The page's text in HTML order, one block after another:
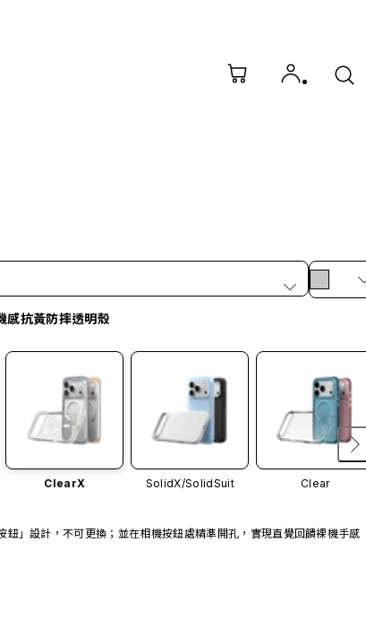
感抗黃防摔透明殼
ClearX SolidX/SolidSuit Clear
鈕」設計，不可更換；並在相機按鈕處精準開孔，實現直覺回饋裸機手感